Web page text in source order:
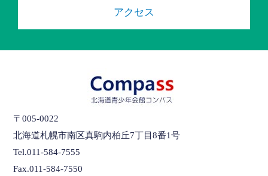
アクセス
〒005-0022
北海道札幌市南区真駒内柏丘7丁目8番1号
Tel.011-584-7555
Fax.011-584-7550